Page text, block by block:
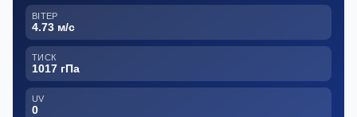
ВІТЕР
4.73 м/с
ТИСК
1017 гПа
UV
0